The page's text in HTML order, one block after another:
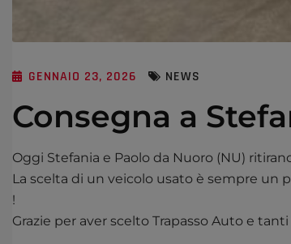
GENNAIO 23, 2026 NEWS
Consegna a
Oggi Stefania e Paolo da Nuoro (NU)
La scelta di un veicolo usato è sempre un
!
Grazie per aver scelto Trapasso Auto e